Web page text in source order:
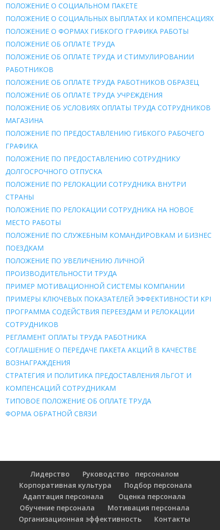
ПОЛОЖЕНИЕ О СОЦИАЛЬНОМ ПАКЕТЕ
ПОЛОЖЕНИЕ О СОЦИАЛЬНЫХ ВЫПЛАТАХ И КОМПЕНСАЦИЯХ
ПОЛОЖЕНИЕ О ФОРМАХ ГИБКОГО ГРАФИКА РАБОТЫ
ПОЛОЖЕНИЕ ОБ ОПЛАТЕ ТРУДА
ПОЛОЖЕНИЕ ОБ ОПЛАТЕ ТРУДА И СТИМУЛИРОВАНИИ
РАБОТНИКОВ
ПОЛОЖЕНИЕ ОБ ОПЛАТЕ ТРУДА РАБОТНИКОВ ОБРАЗЕЦ
ПОЛОЖЕНИЕ ОБ ОПЛАТЕ ТРУДА УЧРЕЖДЕНИЯ
ПОЛОЖЕНИЕ ОБ УСЛОВИЯХ ОПЛАТЫ ТРУДА СОТРУДНИКОВ
МАГАЗИНА
ПОЛОЖЕНИЕ ПО ПРЕДОСТАВЛЕНИЮ ГИБКОГО РАБОЧЕГО
ГРАФИКА
ПОЛОЖЕНИЕ ПО ПРЕДОСТАВЛЕНИЮ СОТРУДНИКУ
ДОЛГОСРОЧНОГО ОТПУСКА
ПОЛОЖЕНИЕ ПО РЕЛОКАЦИИ СОТРУДНИКА ВНУТРИ
СТРАНЫ
ПОЛОЖЕНИЕ ПО РЕЛОКАЦИИ СОТРУДНИКА НА НОВОЕ
МЕСТО РАБОТЫ
ПОЛОЖЕНИЕ ПО СЛУЖЕБНЫМ КОМАНДИРОВКАМ И БИЗНЕС
ПОЕЗДКАМ
ПОЛОЖЕНИЕ ПО УВЕЛИЧЕНИЮ ЛИЧНОЙ
ПРОИЗВОДИТЕЛЬНОСТИ ТРУДА
ПРИМЕР МОТИВАЦИОННОЙ СИСТЕМЫ КОМПАНИИ
ПРИМЕРЫ КЛЮЧЕВЫХ ПОКАЗАТЕЛЕЙ ЭФФЕКТИВНОСТИ KPI
ПРОГРАММА СОДЕЙСТВИЯ ПЕРЕЕЗДАМ И РЕЛОКАЦИИ
СОТРУДНИКОВ
РЕГЛАМЕНТ ОПЛАТЫ ТРУДА РАБОТНИКА
СОГЛАШЕНИЕ О ПЕРЕДАЧЕ ПАКЕТА АКЦИЙ В КАЧЕСТВЕ
ВОЗНАГРАЖДЕНИЯ
СТРАТЕГИЯ И ПОЛИТИКА ПРЕДОСТАВЛЕНИЯ ЛЬГОТ И
КОМПЕНСАЦИЙ СОТРУДНИКАМ
ТИПОВОЕ ПОЛОЖЕНИЕ ОБ ОПЛАТЕ ТРУДА
ФОРМА ОБРАТНОЙ СВЯЗИ
Лидерство
Руководство персоналом
Корпоративная культура
Подбор персонала
Адаптация персонала
Оценка персонала
Обучение персонала
Мотивация персонала
Организационная эффективность
Контакты